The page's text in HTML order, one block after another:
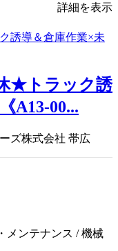
詳細を表示
★トラック誘
A13-00...
ズ株式会社 帯広
メンテナンス / 機械